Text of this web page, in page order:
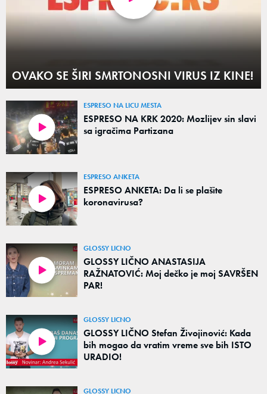
OVAKO SE ŠIRI SMRTONOSNI VIRUS IZ KINE!
ESPRESO NA LICU MESTA
ESPRESO NA KRK 2020: Mozlijev sin slavi
sa igračima Partizana
ESPRESO ANKETA
ESPRESO ANKETA: Da li se plašite
koronavirusa?
GLOSSY LICNO
GLOSSY LIČNO ANASTASIJA
RAŽNATOVIĆ: Moj dečko je moj SAVRŠEN
PAR!
GLOSSY LICNO
GLOSSY LIČNO Stefan Živojinović: Kada
bih mogao da vratim vreme sve bih ISTO
URADIO!
GLOSSY LICNO